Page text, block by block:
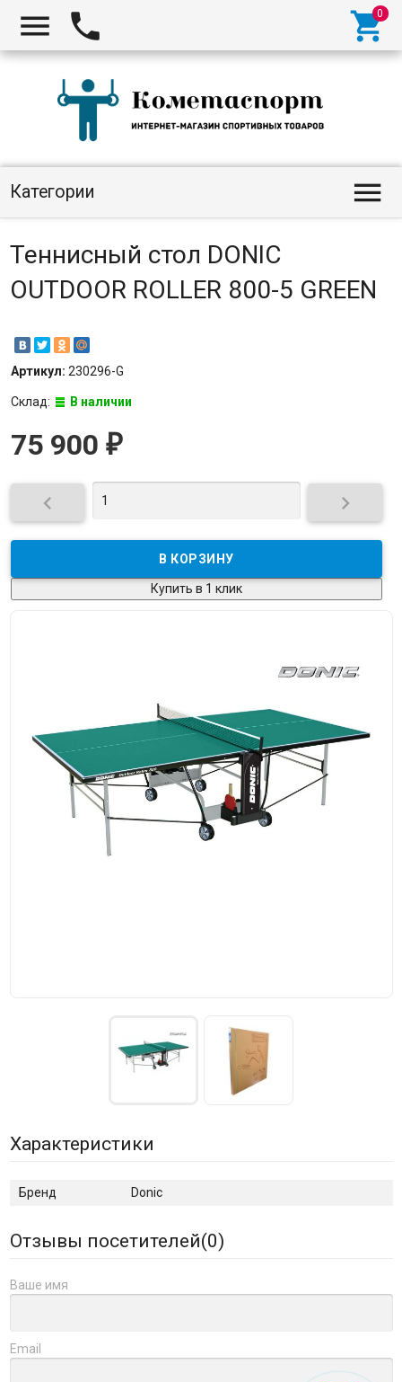
  
Категории 
Теннисный стол DONIC
OUTDOOR ROLLER 800-5 GREEN
Артикул: 230296-G
Склад: В наличии
75 900 ₽
 
Купить в 1 клик
Характеристики
Бренд Donic
Отзывы посетителей(0)
Ваше имя
Email